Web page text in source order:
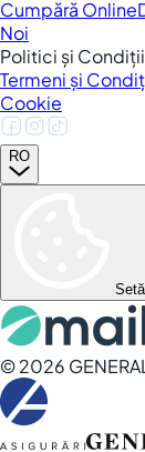
Cumpără Online
Noi
Politici și Condiții
Termeni și
Cookie
RO
©2026